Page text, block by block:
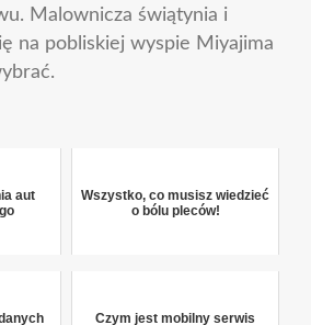
Malownicza świątynia i
na pobliskiej wyspie Miyajima
aut
Wszystko, co musisz wiedzieć
o bólu pleców!
Czym jest mobilny serwis